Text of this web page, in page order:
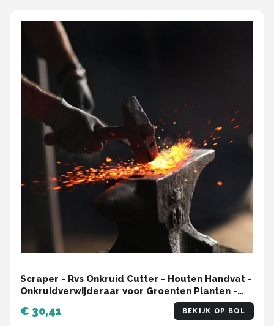
Scraper - Rvs Onkruid Cutter - Houten Handvat -
Onkruidverwijderaar voor Groenten Planten -
€ 30,41 BEKIJK OP BOL